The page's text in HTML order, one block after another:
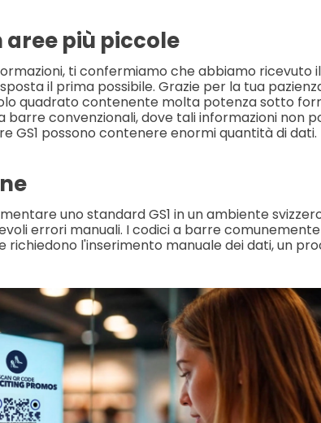
aree più piccole
ti confermiamo che abbiamo ricevuto
il prima possibile. Grazie per la tua
quadrato contenente molta potenza sotto
barre convenzionali, dove tali informazioni non
GS1 possono contenere enormi quantità di dati.
uno standard GS1 in un ambiente
errori manuali. I codici a barre
richiedono l'inserimento manuale dei dati, un